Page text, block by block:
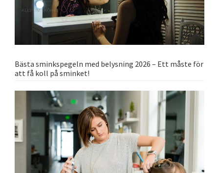
Bästa sminkspegeln med belysning 2026 – Ett måste för
att få koll på sminket!